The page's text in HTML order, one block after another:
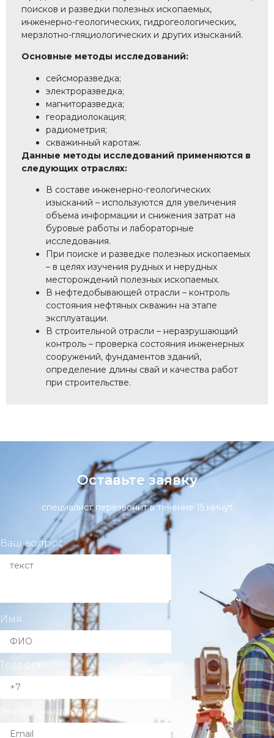
поисков и разведки полезных ископаемых,
инженерно-геологических, гидрогеологических,
мерзлотно-гляциологических и других изысканий.
Основные методы исследований:
сейсморазведка;
электроразведка;
магниторазведка;
георадиолокация;
радиометрия;
скважинный каротаж.
Данные методы исследований применяются в
следующих отраслях:
В составе инженерно-геологических
изысканий – используются для увеличения
объема информации и снижения затрат на
буровые работы и лабораторные
исследования.
При поиске и разведке полезных ископаемых
– в целях изучения рудных и нерудных
месторождений полезных ископаемых.
В нефтедобывающей отрасли – контроль
состояния нефтяных скважин на этапе
эксплуатации.
В строительной отрасли – неразрушающий
контроль – проверка состояния инженерных
сооружений, фундаментов зданий,
определение длины свай и качества работ
при строительстве.
Оставьте заявку
специалист перезвонит в течение 15 минут
Ваш вопрос:
Имя:
Телефон:
Электронная почта: